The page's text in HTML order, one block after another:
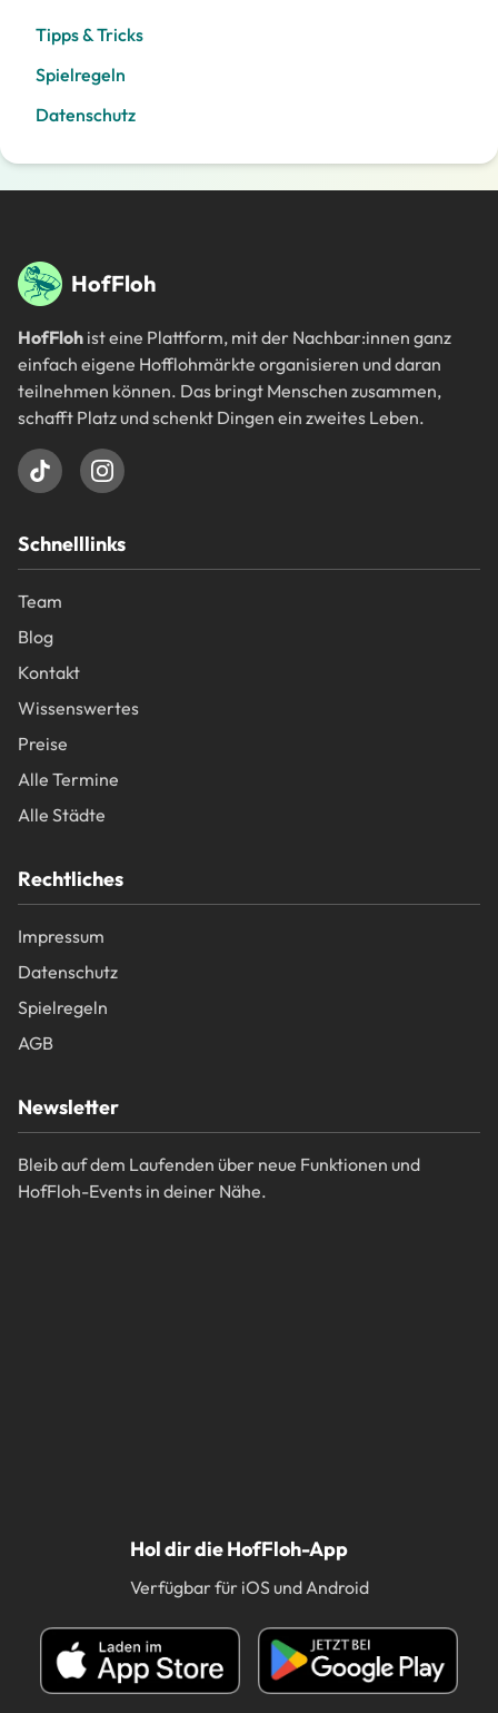
Tipps & Tricks
Spielregeln
Datenschutz
FußbereichHofFloh
HofFloh ist eine Plattform, mit der Nachbar:innen ganz
einfach eigene Hofflohmärkte organisieren und daran
teilnehmen können. Das bringt Menschen zusammen,
schafft Platz und schenkt Dingen ein zweites Leben.
Schnelllinks
Team
Blog
Kontakt
Wissenswertes
Preise
Alle Termine
Alle Städte
Rechtliches
Impressum
Datenschutz
Spielregeln
AGB
Newsletter
Bleib auf dem Laufenden über neue Funktionen und
HofFloh-Events in deiner Nähe.
Hol dir die HofFloh-App
Verfügbar für iOS und Android